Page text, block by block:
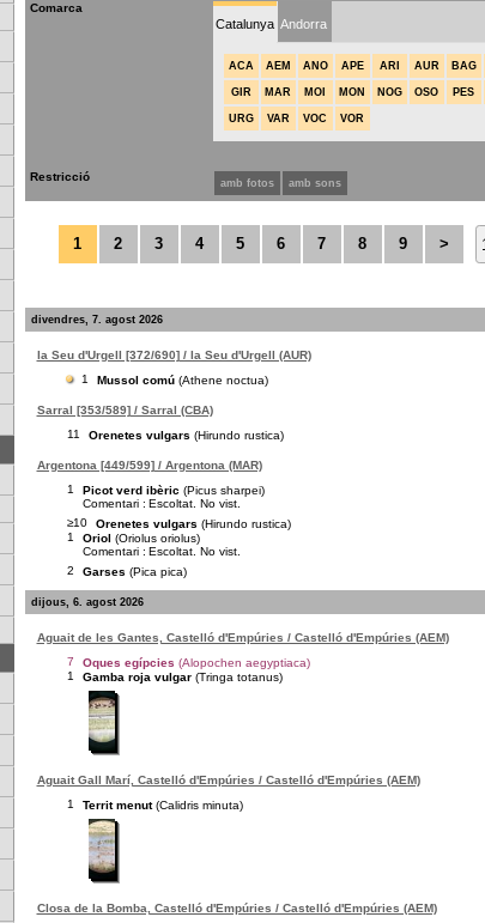
Comarca
Catalunya Andorra
ACA AEM ANO APE ARI AUR BAG
GIR MAR MOI MON NOG OSO PES
URG VAR VOC VOR
Restricció amb fotos amb sons
1 2 3 4 5 6 7 8 9 >
divendres, 7. agost 2026
la Seu d'Urgell [372/690] / la Seu d'Urgell (AUR)
1
Mussol comú (Athene noctua)
Sarral [353/589] / Sarral (CBA)
11
Orenetes vulgars (Hirundo rustica)
Argentona [449/599] / Argentona (MAR)
1
Picot verd ibèric (Picus sharpei)
Comentari : Escoltat. No vist.
≥10
Orenetes vulgars (Hirundo rustica)
1
Oriol (Oriolus oriolus)
Comentari : Escoltat. No vist.
2
Garses (Pica pica)
dijous, 6. agost 2026
Aguait de les Gantes, Castelló d'Empúries / Castelló d'Empúries (AEM)
7
Oques egípcies (Alopochen aegyptiaca)
1
Gamba roja vulgar (Tringa totanus)
Aguait Gall Marí, Castelló d'Empúries / Castelló d'Empúries (AEM)
1
Territ menut (Calidris minuta)
Closa de la Bomba, Castelló d'Empúries / Castelló d'Empúries (AEM)